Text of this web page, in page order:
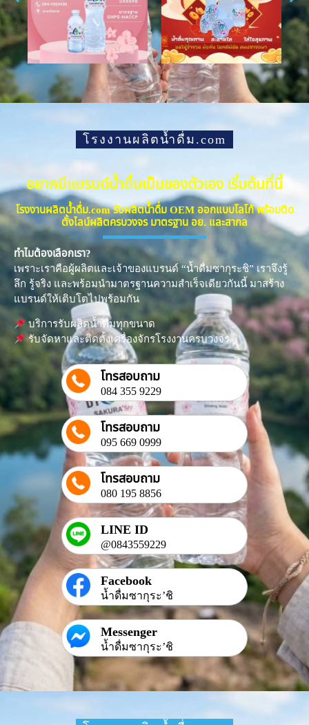
โรงงานผลิตน้ำดื่ม.com
อยากมีแบรนด์น้ำดื่มเป็นของตัวเอง เริ่มต้นที่นี่
โรงงานผลิตน้ำดื่ม.com รับผลิตน้ำดื่ม OEM ออกแบบโลโก้ พร้อมติด
ตั้งไลน์ผลิตครบวงจร มาตรฐาน อย. และสากล
ทำไมต้องเลือกเรา?
เพราะเราคือผู้ผลิตและเจ้าของแบรนด์ “น้ำดื่มซากุระชิ” เราจึงรู้
ลึก รู้จริง และพร้อมนำมาตรฐานความสำเร็จเดียวกันนี้ มาสร้าง
แบรนด์ให้เติบโตไปพร้อมกัน
บริการรับผลิตน้ำดื่มทุกขนาด
รับจัดหาและติดตั้งเครื่องจักรโรงงานครบวงจร
โทรสอบถาม
084 355 9229
โทรสอบถาม
095 669 0999
โทรสอบถาม
080 195 8856
LINE ID
@0843559229
Facebook
น้ำดื่มซากุระ’ชิ
Messenger
น้ำดื่มซากุระ’ชิ